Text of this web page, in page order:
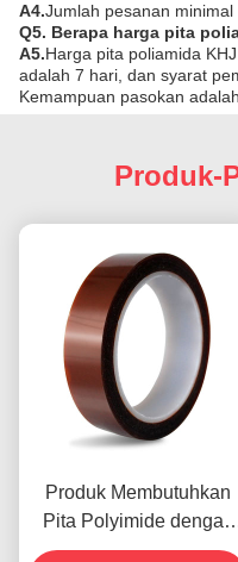
A4.Jumlah pesanan
Q5. Berapa harga pita
A5.Harga pita poliamida
adalah 7 hari, dan syarat
Kemampuan pasokan
Produk-
Produk Membutuhkan
Pita Polyimide dengan
Resistensi Tegangan